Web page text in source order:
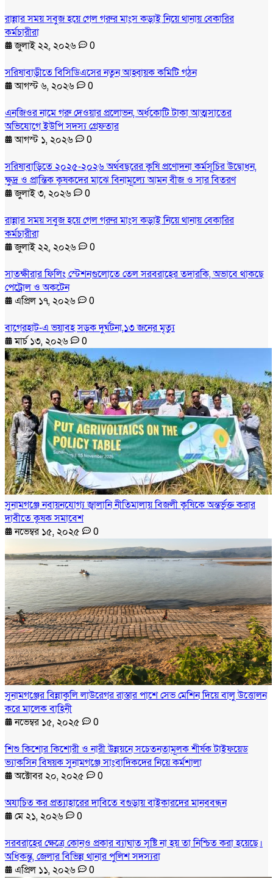
রান্নার সময় সবুজ হয়ে গেল গরুর মাংস কড়াই নিয়ে থানায় বেকারির
কর্মচারীরা
জুলাই ২২, ২০২৬
0
সরিষাবাড়ীতে বিসিডিএসের নতুন আহ্বায়ক কমিটি গঠন
আগস্ট ৬, ২০২৬
0
এনজিওর নামে গরু দেওয়ার প্রলোভন, অর্ধকোটি টাকা আত্মসাতের
অভিযোগে ইউপি সদস্য গ্রেফতার
আগস্ট ১, ২০২৬
0
সরিষাবাড়িতে ২০২৫-২০২৬ অর্থবছরের কৃষি প্রণোদনা কর্মসূচির উদ্বোধন,
ক্ষুদ্র ও প্রান্তিক কৃষকদের মাঝে বিনামূল্যে আমন বীজ ও সার বিতরণ
জুলাই ৩, ২০২৬
0
রান্নার সময় সবুজ হয়ে গেল গরুর মাংস কড়াই নিয়ে থানায় বেকারির
কর্মচারীরা
জুলাই ২২, ২০২৬
0
সাতক্ষীরার ফিলিং স্টেশনগুলোতে তেল সরবরাহের তদারকি, অভাবে থাকছে
পেট্রোল ও অকটেন
এপ্রিল ১৭, ২০২৬
0
বাগেরহাট-এ ভয়াবহ সড়ক দুর্ঘটনা,১৩ জনের মৃত্যু
মার্চ ১৩, ২০২৬
0
সুনামগঞ্জে নবায়নযোগ্য জ্বালানি নীতিমালায় বিজলী কৃষিকে অন্তর্ভুক্ত করার
দাবীতে কৃষক সমাবেশ
নভেম্বর ১৫, ২০২৫
0
সুনামগঞ্জের বিন্নাকুলি লাউরেগর রাস্তার পাশে সেভ মেশিন দিয়ে বালু উত্তোলন
করে মালেক বাহিনী
নভেম্বর ১৫, ২০২৫
0
শিশু কিশোর কিশোরী ও নারী উন্নয়নে সচেতনতামূলক শীর্ষক টাইফয়েড
ভ্যাকসিন বিষয়ক সুনামগঞ্জে সাংবাদিকদের নিয়ে কর্মশালা
অক্টোবর ২০, ২০২৫
0
অযাচিত কর প্রত্যাহারের দাবিতে বগুড়ায় বাইকারদের মানববন্ধন
মে ২১, ২০২৬
0
সরবরাহের ক্ষেত্রে কোনও প্রকার ব্যাঘাত সৃষ্টি না হয় তা নিশ্চিত করা হয়েছে।
অধিকন্তু, জেলার বিভিন্ন থানার পুলিশ সদস্যরা
এপ্রিল ১১, ২০২৬
0